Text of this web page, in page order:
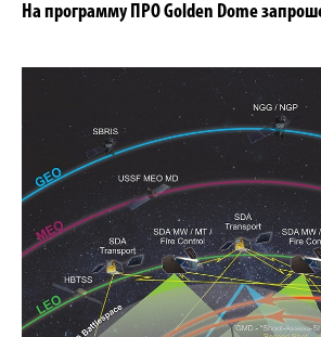
На программу ПРО Golden Dome